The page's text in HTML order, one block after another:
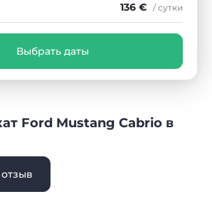
136 € / сутки
Выбрать даты
Ford Mustang Cabrio в